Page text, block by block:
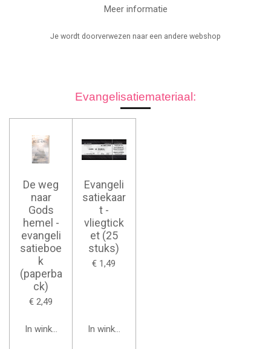
Meer informatie
Je wordt doorverwezen naar een andere webshop
Evangelisatiemateriaal:
De weg
naar
Gods
hemel -
evangeli
satieboe
k
(paperba
ck)
€ 2,49
In winkelwagen
Evangeli
satiekaar
t -
vliegtick
et (25
stuks)
€ 1,49
In winkelwagen